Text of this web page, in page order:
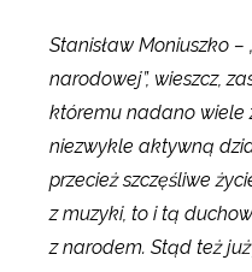
Stanisław Moniuszko
narodowej”, wieszcz,
któremu nadano wiele
niezwykle aktywną
przecież szczęśliwe
z muzyki, to i tą
z narodem. Stąd też